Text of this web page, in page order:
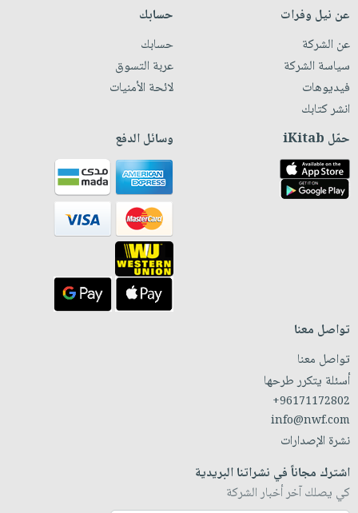
عن نيل وفرات
عن الشركة
سياسة الشركة
فيديوهات
انشر كتابك
حسابك
حسابك
عربة التسوق
لائحة الأمنيات
حمّل iKitab وسائل الدفع
تواصل معنا
تواصل معنا
أسئلة يتكرر طرحها
+96171172802
info@nwf.com
نشرة الإصدارات
اشترك مجاناً في نشراتنا البريدية
كي يصلك آخر أخبار الشركة